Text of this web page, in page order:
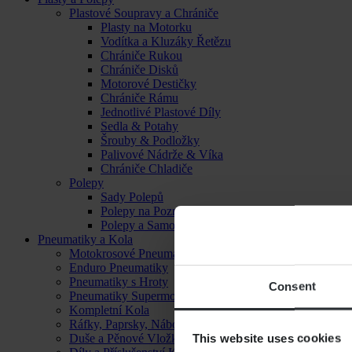
Consent
This website uses cookies
Plastové Soupravy a Chrániče
Plasty na Motorku
Vodítka a Kluzáky Řetězu
Chrániče Rukou
Chrániče Disků
Motorové Destičky
Chrániče Rámu
Jednotlivé Plastové Díly
Sedla & Potahy
Šrouby & Podložky
Palivové Nádrže & Víka
Chrániče Chladiče
Polepy
Sady Polepů
Polepy na Poznávací Značku
Polepy a Samolepky
Pneumatiky a Kola
Motokrosové Pneumatiky
Enduro Pneumatiky
Pneumatiky s Hroty
Pneumatiky Supermoto
Kompletní Kola
Ráfky, Paprsky, Náboje a Ložiska
Duše a Pěnové Vložky